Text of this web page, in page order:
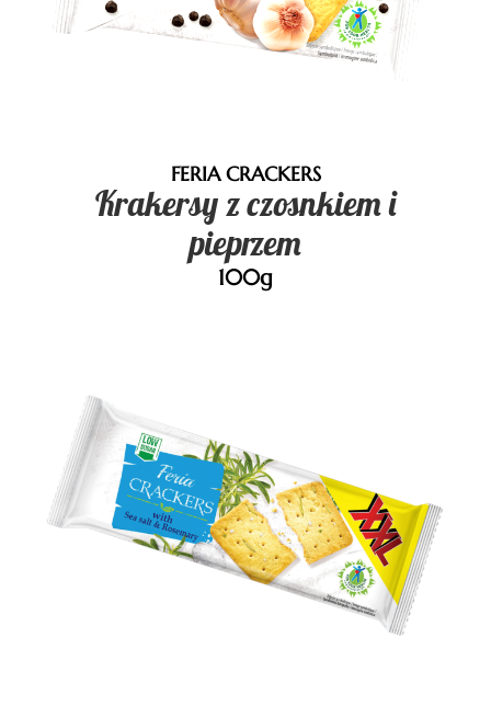
FERIA CRACKERS
Krakersy z czosnkiem i
pieprzem
100g